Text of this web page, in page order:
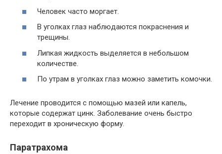
Человек часто моргает.
В уголках глаз наблюдаются покраснения и
трещины.
Липкая жидкость выделяется в небольшом
количестве.
По утрам в уголках глаз можно заметить комочки.
Лечение проводится с помощью мазей или капель,
которые содержат цинк. Заболевание очень быстро
переходит в хроническую форму.
Паратрахома